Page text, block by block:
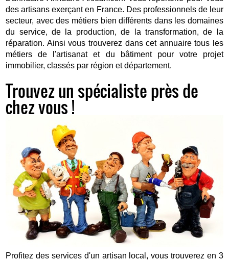
des artisans exerçant en France. Des professionnels de leur
secteur, avec des métiers bien différents dans les domaines
du service, de la production, de la transformation, de la
réparation. Ainsi vous trouverez dans cet annuaire tous les
métiers de l'artisanat et du bâtiment pour votre projet
immobilier, classés par région et département.
Trouvez un spécialiste près de
chez vous !
Profitez des services d'un artisan local, vous trouverez en 3